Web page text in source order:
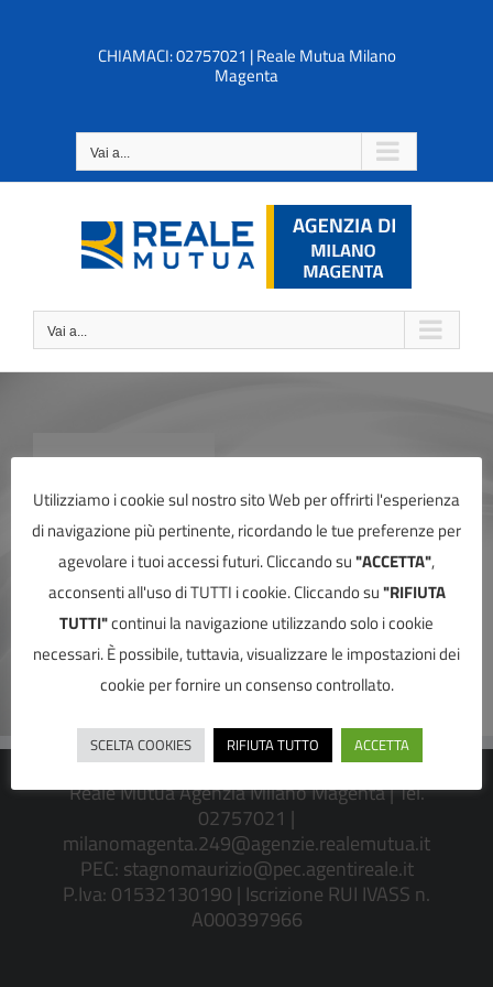
CHIAMACI: 02757021 | Reale Mutua Milano
Magenta
Vai a...
Vai a...
Reale Mutua Agenzia Milano Magenta | Tel.
02757021 |
milanomagenta.249@agenzie.realemutua.it
PEC: stagnomaurizio@pec.agentireale.it
P.Iva: 01532130190 | Iscrizione RUI IVASS n.
A000397966
Utilizziamo i cookie sul nostro sito Web per offrirti l'esperienza
di navigazione più pertinente, ricordando le tue preferenze per
agevolare i tuoi accessi futuri. Cliccando su"ACCETTA",
acconsenti all'uso di TUTTI i cookie. Cliccando su"RIFIUTA
TUTTI"continui la navigazione utilizzando solo i cookie
necessari. È possibile, tuttavia, visualizzare le impostazioni dei
cookie per fornire un consenso controllato.
SCELTA COOKIES RIFIUTA TUTTO ACCETTA